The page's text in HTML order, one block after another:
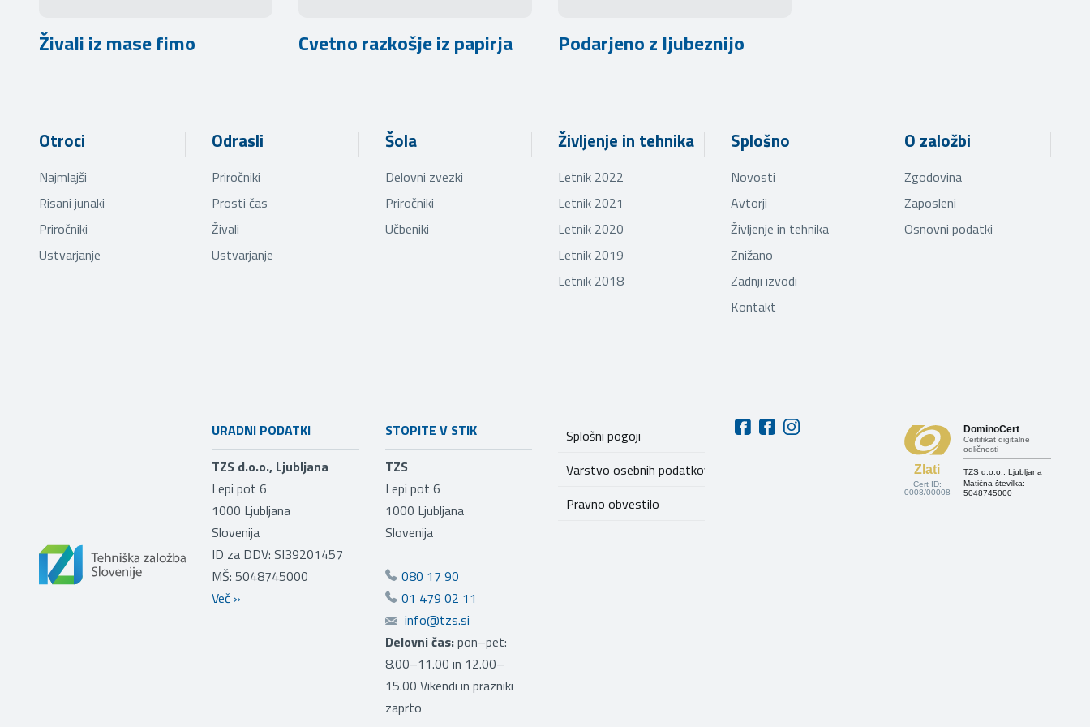
Živali iz mase fimo Cvetno razkošje iz papirja Podarjeno z ljubeznijo
Otroci
Najmlajši
Risani junaki
Priročniki
Ustvarjanje
Odrasli
Priročniki
Prosti čas
Živali
Ustvarjanje
Šola
Delovni zvezki
Priročniki
Učbeniki
Življenje in tehnika
Letnik 2022
Letnik 2021
Letnik 2020
Letnik 2019
Letnik 2018
Splošno
Novosti
Avtorji
Življenje in tehnika
Znižano
Zadnji izvodi
Kontakt
O založbi
Zgodovina
Zaposleni
Osnovni podatki
URADNI PODATKI
TZS d.o.o., Ljubljana
Lepi pot 6
1000 Ljubljana
Slovenija
ID za DDV: SI39201457
MŠ: 5048745000
Več »
STOPITE V STIK
TZS
Lepi pot 6
1000 Ljubljana
Slovenija
080 17 90
01 479 02 11
info@tzs.si
Delovni čas:pon–pet:
8.00–11.00 in 12.00–
15.00 Vikendi in prazniki
zaprto
Splošni pogoji
Varstvo osebnih podatkov
Pravno obvestilo
Zlati
Cert ID:
0008/00008
DominoCert
Certifikat digitalne
odličnosti
TZS d.o.o., Ljubljana
Matična številka:
5048745000